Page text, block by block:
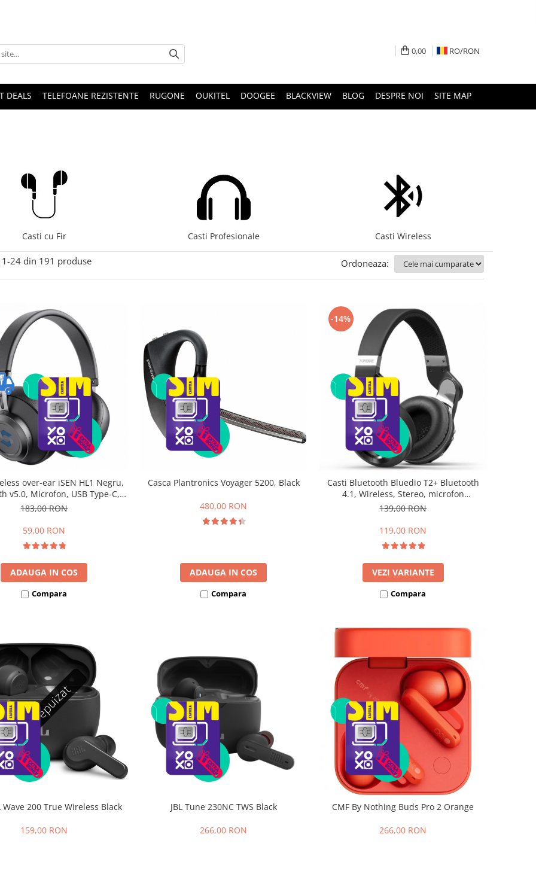
0,00 RO/RON
DEALS TELEFOANE REZISTENTE RUGONE OUKITEL DOOGEE BLACKVIEW BLOG DESPRE NOI SITE MAP
Casti cu Fir Casti Profesionale Casti Wireless
1-24 din 191 produse Ordoneaza:
over-ear iSEN HL1 Negru,
v5.0, Microfon, USB Type-C,
300mAh
183,00 RON
59,00 RON
ADAUGA IN COS
Compara
Casca Plantronics Voyager 5200, Black
480,00 RON
ADAUGA IN COS
Compara
-14%
Casti Bluetooth Bluedio T2+ Bluetooth
4.1, Wireless, Stereo, microfon
incorporat, microSD, FM
139,00 RON
119,00 RON
VEZI VARIANTE
Compara
Stoc epuizat
Wave 200 True Wireless Black
159,00 RON
JBL Tune 230NC TWS Black
266,00 RON
CMF By Nothing Buds Pro 2 Orange
266,00 RON